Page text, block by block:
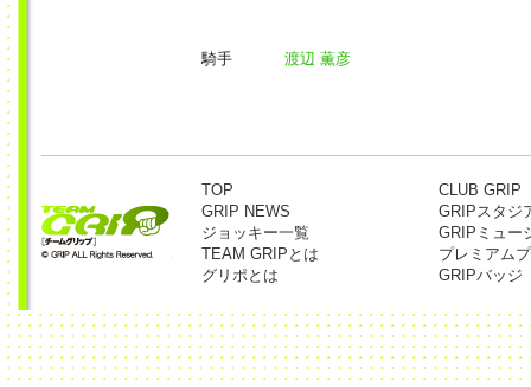
騎手 渡辺 薫彦
TOP
GRIP NEWS
ジョッキー一覧
TEAM GRIPとは
グリポとは
CLUB GRIP
GRIPスタジ
GRIPミュー
プレミアム
GRIPバッジ